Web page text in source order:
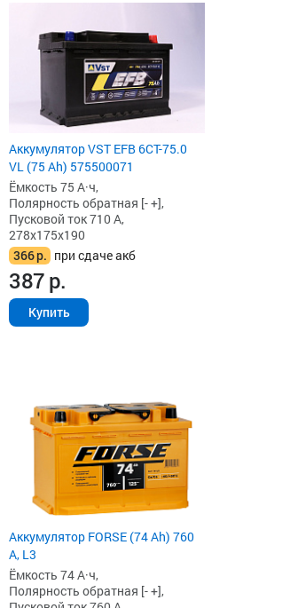
Аккумулятор VST EFB 6СТ-75.0
VL (75 Ah) 575500071
Ёмкость 75 А·ч,
Полярность обратная [- +],
Пусковой ток 710 А,
278x175x190
366р. при сдаче акб
387р.
Купить
Аккумулятор FORSE (74 Ah) 760
А, L3
Ёмкость 74 А·ч,
Полярность обратная [- +],